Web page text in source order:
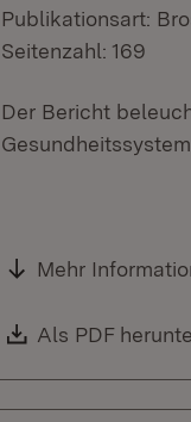
Publikationsart:
Seitenzahl: 169
Der Bericht
Mehr
Download:
Als PDF